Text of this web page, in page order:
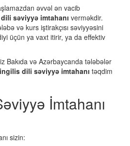
əvvəl ən vacib
səviyyə imtahanı verməkdir.
və kurs iştirakçısı səviyyəsini
üçün ya vaxt itirir, ya da effektiv
Bakıda və Azərbaycanda tələbələr
dili səviyyə imtahanı təqdim
İmtahanı
sizin: